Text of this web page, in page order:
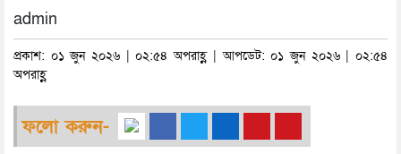
admin
প্রকাশ: ০১ জুন ২০২৬ | ০২:৫৪ অপরাহ্ণ | আপডেট: ০১ জুন ২০২৬ | ০২:৫৪
অপরাহ্ণ
ফলো করুন-